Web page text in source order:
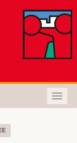
Toggle